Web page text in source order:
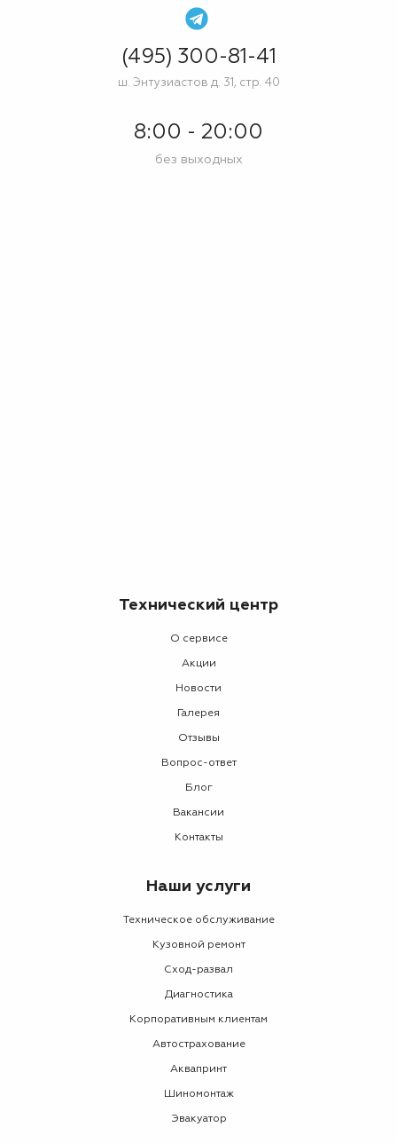
(495) 300-81-41
ш. Энтузиастов д. 31, стр. 40
8:00 - 20:00
без выходных
Технический центр
О сервисе
Акции
Новости
Галерея
Отзывы
Вопрос-ответ
Блог
Вакансии
Контакты
Наши услуги
Техническое обслуживание
Кузовной ремонт
Сход-развал
Диагностика
Корпоративным клиентам
Автострахование
Аквапринт
Шиномонтаж
Эвакуатор